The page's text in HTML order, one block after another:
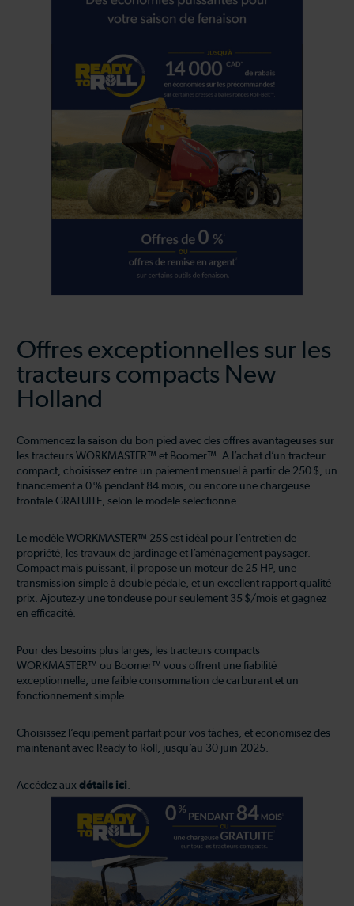
Offres exceptionnelles sur les
tracteurs compacts New
Holland
Commencez la saison du bon pied avec des offres avantageuses sur
les tracteurs WORKMASTER™ et Boomer™. À l’achat d’un tracteur
compact, choisissez entre un paiement mensuel à partir de 250 $, un
financement à 0 % pendant 84 mois, ou encore une chargeuse
frontale GRATUITE, selon le modèle sélectionné.
Le modèle WORKMASTER™ 25S est idéal pour l’entretien de
propriété, les travaux de jardinage et l’aménagement paysager.
Compact mais puissant, il propose un moteur de 25 HP, une
transmission simple à double pédale, et un excellent rapport qualité-
prix. Ajoutez-y une tondeuse pour seulement 35 $/mois et gagnez
en efficacité.
Pour des besoins plus larges, les tracteurs compacts
WORKMASTER™ ou Boomer™ vous offrent une fiabilité
exceptionnelle, une faible consommation de carburant et un
fonctionnement simple.
Choisissez l’équipement parfait pour vos tâches, et économisez dès
maintenant avec Ready to Roll, jusqu’au 30 juin 2025.
Accédez aux détails ici